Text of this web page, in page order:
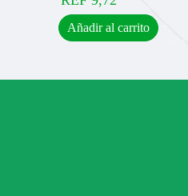
Añadir al carrito